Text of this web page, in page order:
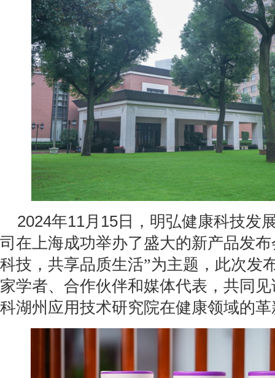
2024年11月 15 日，明弘健康科技发
司在上海成功举办了盛大的新产品发
科技，共享品质生活”为主题，此次发
家学者、合作伙伴和媒体代表，共同
科湖州应用技术研究院在健康领域的